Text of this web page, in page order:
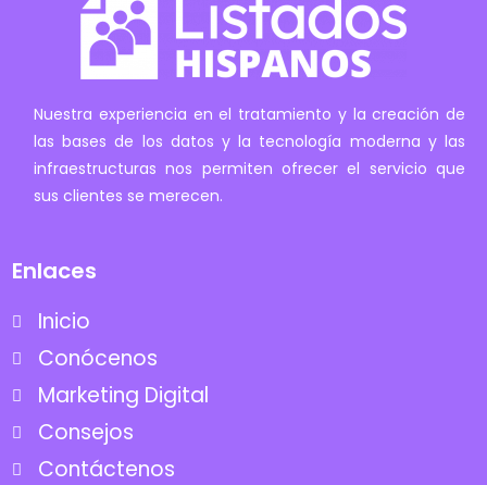
Nuestra experiencia en el tratamiento y la creación de
las bases de los datos y la tecnología moderna y las
infraestructuras nos permiten ofrecer el servicio que
sus clientes se merecen.
Enlaces
Inicio
Conócenos
Marketing Digital
Consejos
Contáctenos